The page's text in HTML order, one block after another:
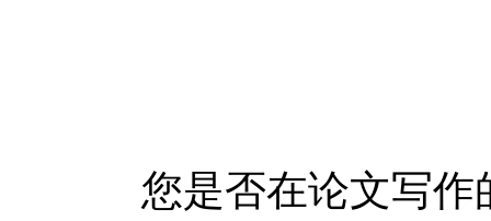
您是否在论文写